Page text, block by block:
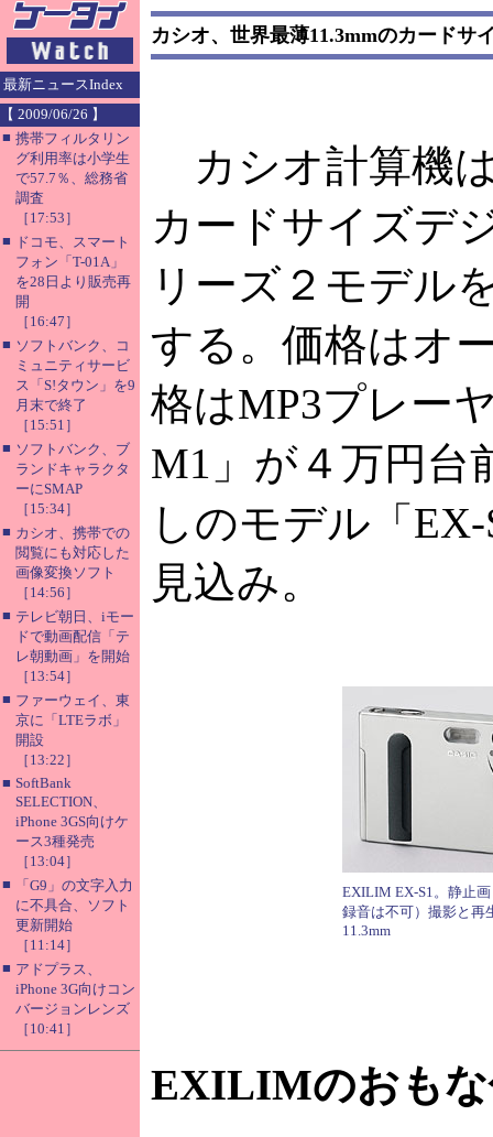
最新ニュースIndex
【 2009/06/26 】
■ 携帯フィルタリン
グ利用率は小学生
で57.7％、総務省
調査
［17:53］
■ ドコモ、スマート
フォン「T-01A」
を28日より販売再
開
［16:47］
■ ソフトバンク、コ
ミュニティサービ
ス「S!タウン」を9
月末で終了
［15:51］
■ ソフトバンク、ブ
ランドキャラクタ
ーにSMAP
［15:34］
■ カシオ、携帯での
閲覧にも対応した
画像変換ソフト
［14:56］
■ テレビ朝日、iモー
ドで動画配信「テ
レ朝動画」を開始
［13:54］
■ ファーウェイ、東
京に「LTEラボ」
開設
［13:22］
■ SoftBank
SELECTION、
iPhone 3GS向けケ
ース3種発売
［13:04］
■
「G9」の文字入力
に不具合、ソフト
更新開始
［11:14］
■ アドプラス、
iPhone 3G向けコン
バージョンレンズ
［10:41］
カシオ、世界最薄11.3mmのカードサ
カシオ計算機
カードサイズデ
リーズ２モデル
する。価格はオ
格はMP3プレー
M1」が４万円台
しのモデル「
見込み。
EXILIM EX-S1。静止
録音は不可）撮影と再
11.3mm
EXILIMのおも